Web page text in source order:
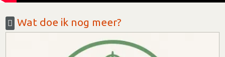
Wat doe ik nog meer?